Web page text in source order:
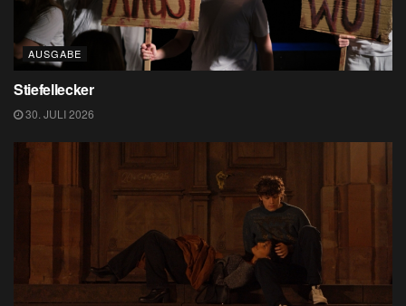
AUSGABE
Stiefellecker
30. JULI 2026